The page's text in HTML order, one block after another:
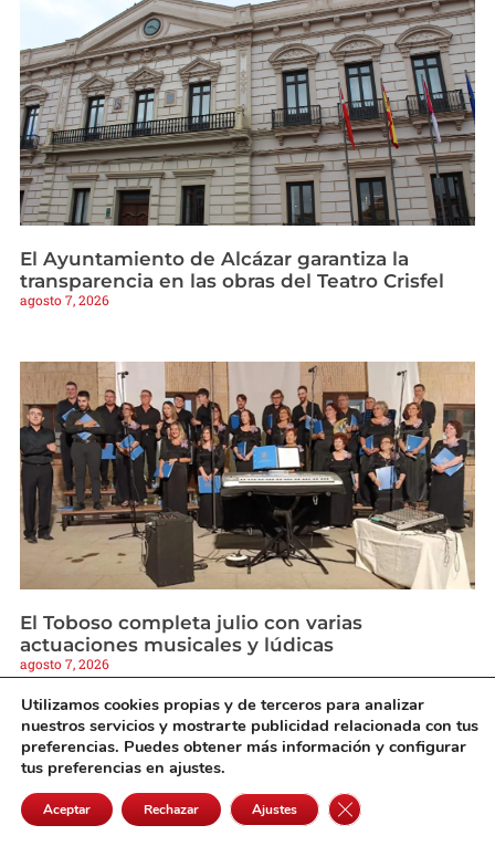
El Ayuntamiento de Alcázar garantiza la
transparencia en las obras del Teatro Crisfel
agosto 7, 2026
El Toboso completa julio con varias
actuaciones musicales y lúdicas
agosto 7, 2026
Utilizamos cookies propias y de terceros para analizar
nuestros servicios y mostrarte publicidad relacionada con tus
preferencias. Puedes obtener más información y configurar
tus preferencias en ajustes.
Aceptar Rechazar Ajustes Cerrar el banner de